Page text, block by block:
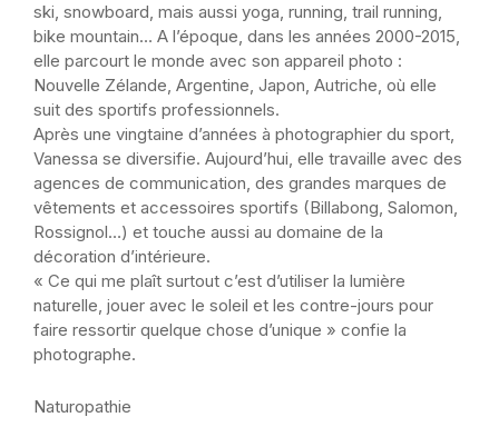
ski, snowboard, mais aussi yoga, running, trail running,
bike mountain… A l’époque, dans les années 2000-2015,
elle parcourt le monde avec son appareil photo :
Nouvelle Zélande, Argentine, Japon, Autriche, où elle
suit des sportifs professionnels.
Après une vingtaine d’années à photographier du sport,
Vanessa se diversifie. Aujourd’hui, elle travaille avec des
agences de communication, des grandes marques de
vêtements et accessoires sportifs (Billabong, Salomon,
Rossignol…) et touche aussi au domaine de la
décoration d’intérieure.
« Ce qui me plaît surtout c’est d’utiliser la lumière
naturelle, jouer avec le soleil et les contre-jours pour
faire ressortir quelque chose d’unique » confie la
photographe.
Naturopathie